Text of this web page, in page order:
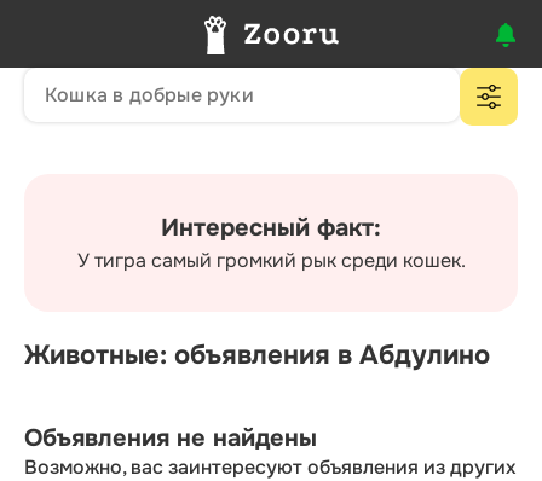
Интересный факт:
У тигра самый громкий рык среди кошек.
Животные: объявления в Абдулино
Объявления не найдены
Возможно, вас заинтересуют объявления из других